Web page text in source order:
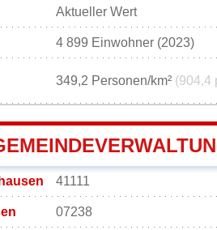
Aktueller Wert
4 899 Einwohner (2023)
349,2 Personen/km² (904,4
41111
07238